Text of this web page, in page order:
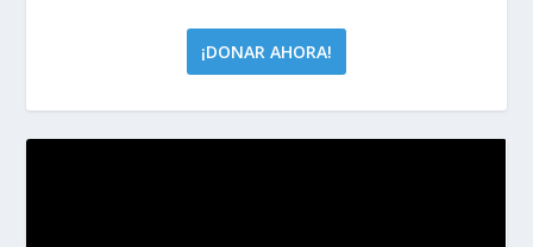
¡DONAR AHORA!